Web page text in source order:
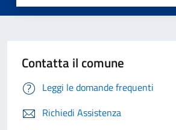
Contatta il comune
Leggi le domande frequenti
Richiedi Assistenza